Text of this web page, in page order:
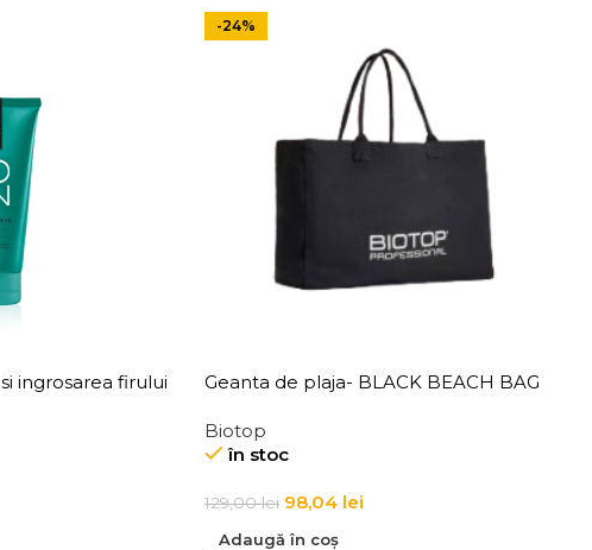
ingrosarea firului
-24%
Geanta de plaja- BLACK BEACH BAG
Biotop
în stoc
129,00lei 98,04 lei
Adaugă în coș